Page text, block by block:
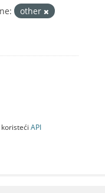
other
API